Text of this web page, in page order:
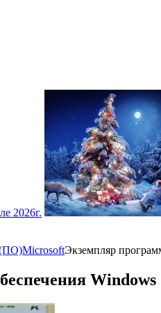
2026г.
(ПО)MicrosoftЭкземпляр